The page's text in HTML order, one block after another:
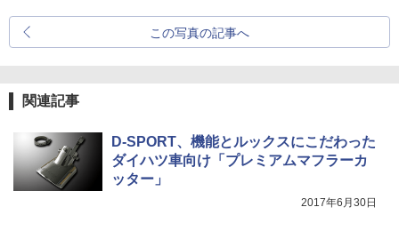
この写真の記事へ
関連記事
D-SPORT、機能とルックスにこだわった
ダイハツ車向け「プレミアムマフラーカ
ッター」
2017年6月30日